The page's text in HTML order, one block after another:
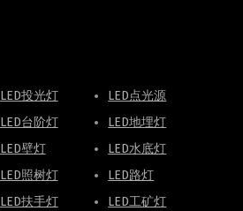
LED投光灯
LED点光源
LED台阶灯
LED地埋灯
LED壁灯
LED水底灯
LED照树灯
LED路灯
LED扶手灯
LED工矿灯